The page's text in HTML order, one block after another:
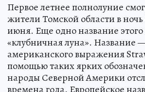
Первое летнее полнолуние
жители Томской области в ночь
июня. Еще одно название
«клубничная луна». Название
американского выражения
помощью таких ярких
народы Северной Америки
времена года. Европейское